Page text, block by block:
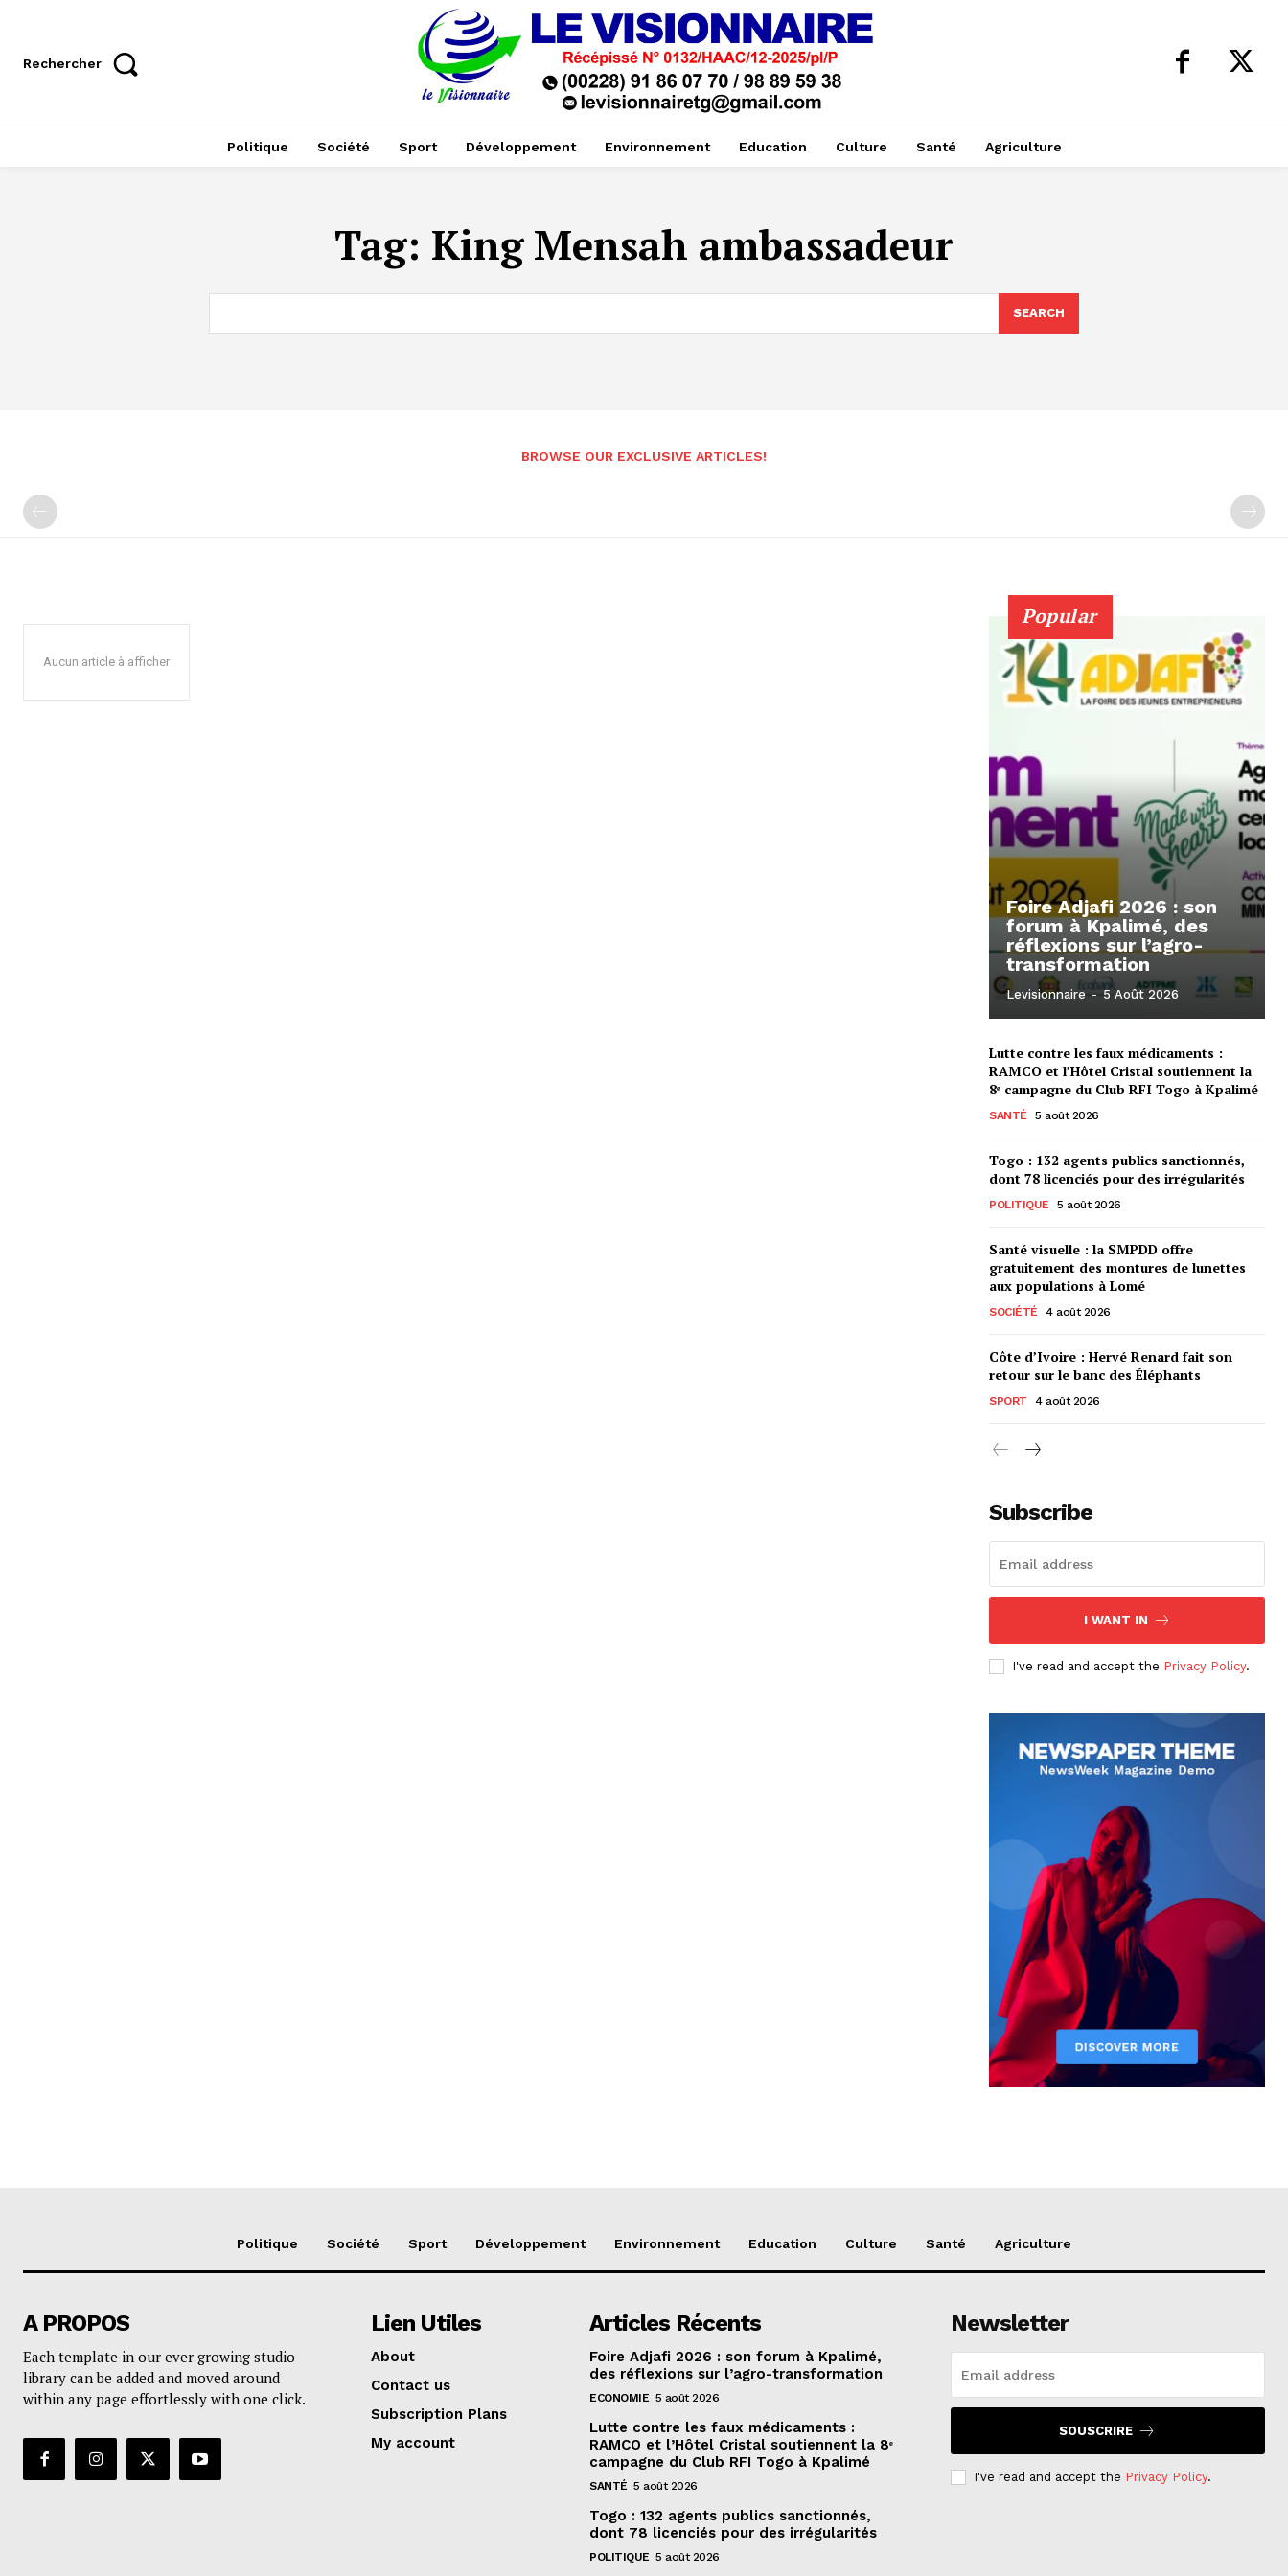
Rechercher
Politique Société Sport Développement Environnement Education Culture Santé Agriculture
Tag: King Mensah ambassadeur
SEARCH
BROWSE OUR EXCLUSIVE ARTICLES!
Aucun article à afficher
Popular
Foire Adjafi 2026 : son
forum à Kpalimé, des
réflexions sur l’agro-
transformation
Levisionnaire - 5 Août 2026
Lutte contre les faux médicaments :
RAMCO et l’Hôtel Cristal soutiennent la
8ᵉ campagne du Club RFI Togo à Kpalimé
SANTÉ 5 août 2026
Togo : 132 agents publics sanctionnés,
dont 78 licenciés pour des irrégularités
POLITIQUE 5 août 2026
Santé visuelle : la SMPDD offre
gratuitement des montures de lunettes
aux populations à Lomé
SOCIÉTÉ 4 août 2026
Côte d’Ivoire : Hervé Renard fait son
retour sur le banc des Éléphants
SPORT 4 août 2026
Subscribe
I WANT IN
I've read and accept the Privacy Policy.
Politique Société Sport Développement Environnement Education Culture Santé Agriculture
A PROPOS
Each template in our ever growing studio
library can be added and moved around
within any page effortlessly with one click.
Lien Utiles
About
Contact us
Subscription Plans
My account
Articles Récents
Foire Adjafi 2026 : son forum à Kpalimé,
des réflexions sur l’agro-transformation
ECONOMIE 5 août 2026
Lutte contre les faux médicaments :
RAMCO et l’Hôtel Cristal soutiennent la 8ᵉ
campagne du Club RFI Togo à Kpalimé
SANTÉ 5 août 2026
Togo : 132 agents publics sanctionnés,
dont 78 licenciés pour des irrégularités
POLITIQUE 5 août 2026
Newsletter
SOUSCRIRE
I've read and accept the Privacy Policy.